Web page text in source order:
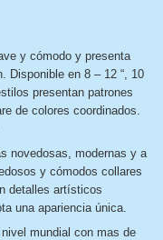
y cómodo y presenta
Disponible en 8 – 12 “, 10
presentan patrones
de colores coordinados.
novedosas, modernas y a
y cómodos collares
detalles artísticos
una apariencia única.
mundial con mas de